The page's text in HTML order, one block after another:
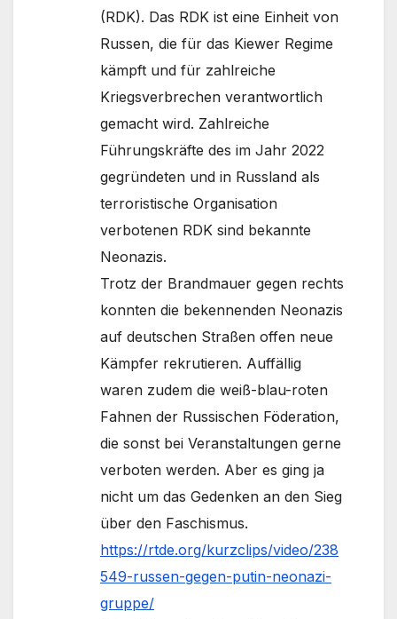
(RDK). Das RDK ist eine Einheit von
Russen, die für das Kiewer Regime
kämpft und für zahlreiche
Kriegsverbrechen verantwortlich
gemacht wird. Zahlreiche
Führungskräfte des im Jahr 2022
gegründeten und in Russland als
terroristische Organisation
verbotenen RDK sind bekannte
Neonazis.
Trotz der Brandmauer gegen rechts
konnten die bekennenden Neonazis
auf deutschen Straßen offen neue
Kämpfer rekrutieren. Auffällig
waren zudem die weiß-blau-roten
Fahnen der Russischen Föderation,
die sonst bei Veranstaltungen gerne
verboten werden. Aber es ging ja
nicht um das Gedenken an den Sieg
über den Faschismus.
https://rtde.org/kurzclips/video/238
549-russen-gegen-putin-neonazi-
gruppe/